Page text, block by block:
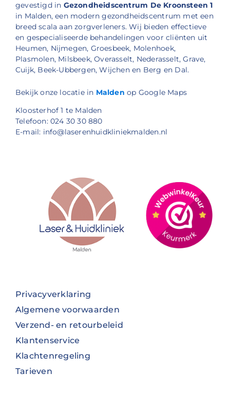
gevestigd in Gezondheidscentrum De Kroonsteen 1
in Malden, een modern gezondheidscentrum met een
breed scala aan zorgverleners. Wij bieden effectieve
en gespecialiseerde behandelingen voor cliënten uit
Heumen, Nijmegen, Groesbeek, Molenhoek,
Plasmolen, Milsbeek, Overasselt, Nederasselt, Grave,
Cuijk, Beek-Ubbergen, Wijchen en Berg en Dal.
Bekijk onze locatie in Malden op Google Maps
Kloosterhof 1 te Malden
Telefoon: 024 30 30 880
E-mail: info@laserenhuidkliniekmalden.nl
Privacyverklaring
Algemene voorwaarden
Verzend- en retourbeleid
Klantenservice
Klachtenregeling
Tarieven